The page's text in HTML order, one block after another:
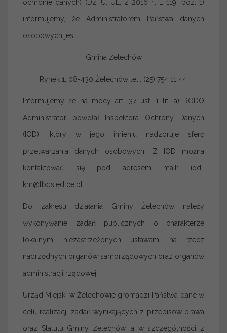
ochronie danych) (Dz. U. UE. z 2016 r., L 119, poz. 1)
informujemy, że Administratorem Państwa danych
osobowych jest:
Gmina Żelechów
Rynek 1, 08-430 Żelechów tel.: (25) 754 11 44.
Informujemy że na mocy art. 37 ust. 1 lit. a) RODO
Administrator powołał Inspektora Ochrony Danych
(IOD), który w jego imieniu nadzoruje sferę
przetwarzania danych osobowych. Z IOD można
kontaktować się pod adresem mail: iod-
km@tbdsiedlce.pl
Do zakresu działania Gminy Żelechów należy
wykonywanie zadań publicznych o charakterze
lokalnym, niezastrzeżonych ustawami na rzecz
nadrzędnych organów samorządowych oraz organów
administracji rządowej.
Urząd Miejski w Żelechowie gromadzi Państwa dane w
celu realizacji zadań wynikających z przepisów prawa
oraz Statutu Gminy Żelechów, a w szczególności z